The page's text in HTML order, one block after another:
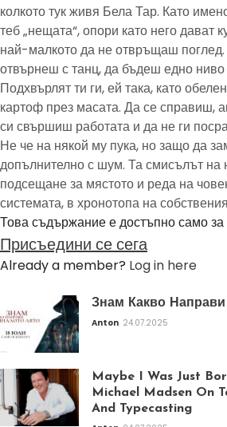
колкото тук живя Бела Тар. Като
теб „нещата“, опори като него дават
най-малкото да не отвръщаш
отвърнеш с танц, да бъдеш едно
Подхвърлят ти ги, ей така, като
картоф през масата. Да се справиш,
си свършиш работата и да не ги
Не че на някой му пука, но защо да
допълнително с шум. Та смисълът на
подсещане за мястото и реда на
системата, в хронотопа на
Това съдържание е достъпно само
Присъедини се сега
Already a member? Log in here
Знам Какво
Anton 24.07.2025
Maybe I Was Just
Michael Madsen On
And Typecasting